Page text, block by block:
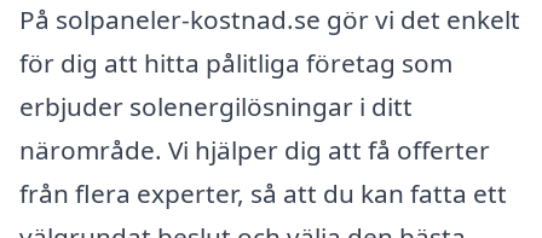
På solpaneler-kostnad.se gör vi det enkelt
för dig att hitta pålitliga företag som
erbjuder solenergilösningar i ditt
närområde. Vi hjälper dig att få offerter
från flera experter, så att du kan fatta ett